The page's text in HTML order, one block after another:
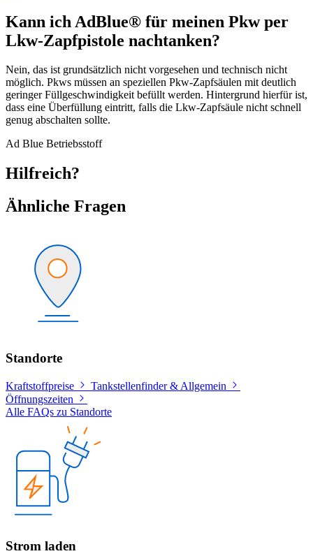
Kann ich AdBlue® für meinen Pkw per
Lkw-Zapfpistole nachtanken?
Nein, das ist grundsätzlich nicht vorgesehen und technisch nicht
möglich. Pkws müssen an speziellen Pkw-Zapfsäulen mit deutlich
geringer Füllgeschwindigkeit befüllt werden. Hintergrund hierfür ist,
dass eine Überfüllung eintritt, falls die Lkw-Zapfsäule nicht schnell
genug abschalten sollte.
Ad Blue Betriebsstoff
Hilfreich?
Ähnliche Fragen
Standorte
Kraftstoffpreise
Tankstellenfinder & Allgemein
Öffnungszeiten
Alle FAQs zu Standorte
Strom laden